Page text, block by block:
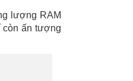
lượng RAM
còn ấn tượng